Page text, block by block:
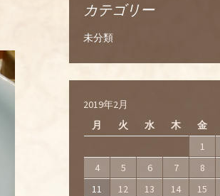
カテゴリー
未分類
2019年2月
月
火 水 木 金
1
4
5 6 7 8
11
12 13 14 15